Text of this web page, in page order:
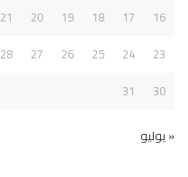
16
17
18
19
20
21
23
24
25
26
27
28
30
31
« يوليو